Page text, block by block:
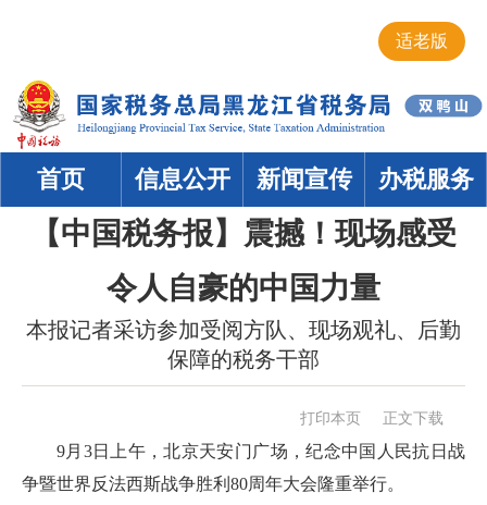
适老版
首页 信息公开 新闻宣传 办税服务
【中国税务报】震撼！现场感受
令人自豪的中国力量
本报记者采访参加受阅方队、现场观礼、后勤
保障的税务干部
打印本页 正文下载
9月3日上午，北京天安门广场，纪念中国人民抗日战
争暨世界反法西斯战争胜利80周年大会隆重举行。